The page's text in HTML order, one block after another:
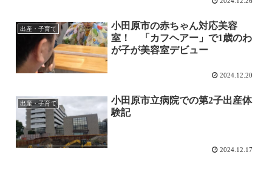
出産・子育て
小田原市の赤ちゃん対応美容
室！ 「カフヘアー」で1歳のわ
が子が美容室デビュー
2024.12.20
出産・子育て
小田原市立病院での第2子出産体
験記
2024.12.17